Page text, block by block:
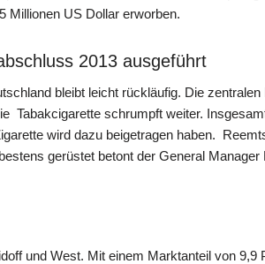
Millionen US Dollar erworben.
2013 ausgeführt
bleibt leicht rückläufig. Die
Tabakcigarette schrumpft weiter.
wird dazu beigetragen haben.
gerüstet betont der General
und West. Mit einem Marktanteil von 9,9